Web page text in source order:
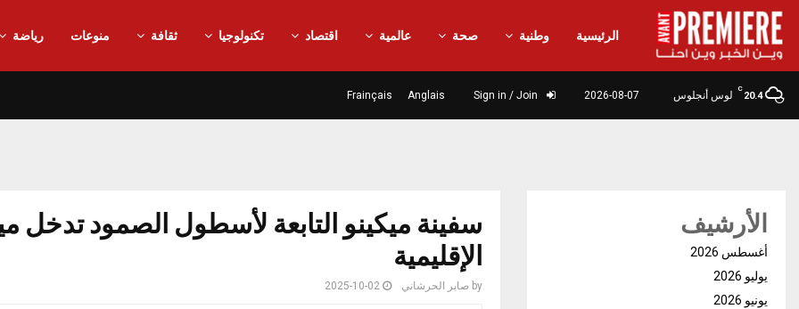
الرئيسية وطنية صحة عالمية اقتصاد تكنولوجيا ثقافة منوعات رياضة
20.4
C
لوس أنجلوس 2026-08-07
Anglais
Frainçais
سفينة ميكينو التابعة لأسطول الصمود تدخل
الإقليمية
by صابر الحرشاني 2025-10-02
الأرشيف
أغسطس 2026
يوليو 2026
يونيو 2026